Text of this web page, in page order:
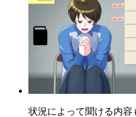
状況によって聞ける内容